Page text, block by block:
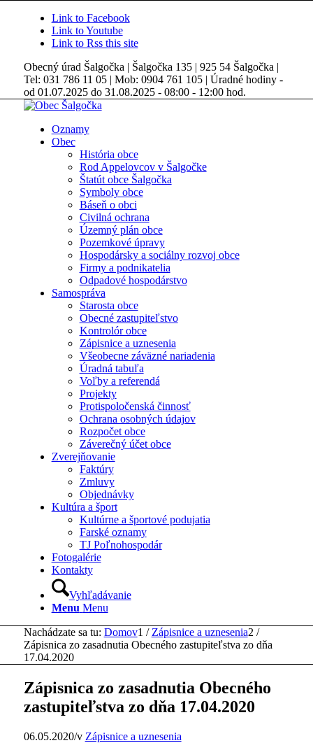
Link to Facebook
Link to Youtube
Link to Rss this site
Obecný úrad Šalgočka | Šalgočka 135 | 925 54 Šalgočka |
Tel: 031 786 11 05 | Mob: 0904 761 105 | Úradné hodiny -
od 01.07.2025 do 31.08.2025 - 08:00 - 12:00 hod.
Oznamy
Obec
História obce
Rod Appelovcov v Šalgočke
Štatút obce Šalgočka
Symboly obce
Báseň o obci
Civilná ochrana
Územný plán obce
Pozemkové úpravy
Hospodársky a sociálny rozvoj obce
Firmy a podnikatelia
Odpadové hospodárstvo
Samospráva
Starosta obce
Obecné zastupiteľstvo
Kontrolór obce
Zápisnice a uznesenia
Všeobecne záväzné nariadenia
Úradná tabuľa
Voľby a referendá
Projekty
Protispoločenská činnosť
Ochrana osobných údajov
Rozpočet obce
Záverečný účet obce
Zverejňovanie
Faktúry
Zmluvy
Objednávky
Kultúra a šport
Kultúrne a športové podujatia
Farské oznamy
TJ Poľnohospodár
Fotogalérie
Kontakty
Vyhľadávanie
Menu Menu
Nachádzate sa tu: Domov1 / Zápisnice a uznesenia2 /
Zápisnica zo zasadnutia Obecného zastupiteľstva zo dňa
17.04.2020
Zápisnica zo zasadnutia Obecného
zastupiteľstva zo dňa 17.04.2020
06.05.2020/v Zápisnice a uznesenia